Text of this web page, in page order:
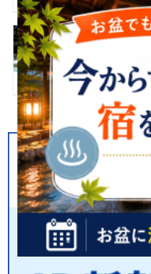
【関東】猛